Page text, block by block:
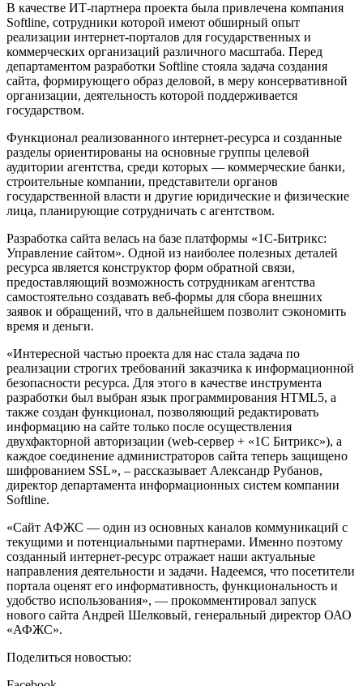
В качестве ИТ-партнера проекта была привлечена компания
Softline, сотрудники которой имеют обширный опыт
реализации интернет-порталов для государственных и
коммерческих организаций различного масштаба. Перед
департаментом разработки Softline стояла задача создания
сайта, формирующего образ деловой, в меру консервативной
организации, деятельность которой поддерживается
государством.
Функционал реализованного интернет-ресурса и созданные
разделы ориентированы на основные группы целевой
аудитории агентства, среди которых — коммерческие банки,
строительные компании, представители органов
государственной власти и другие юридические и физические
лица, планирующие сотрудничать с агентством.
Разработка сайта велась на базе платформы «1С-Битрикс:
Управление сайтом». Одной из наиболее полезных деталей
ресурса является конструктор форм обратной связи,
предоставляющий возможность сотрудникам агентства
самостоятельно создавать веб-формы для сбора внешних
заявок и обращений, что в дальнейшем позволит сэкономить
время и деньги.
«Интересной частью проекта для нас стала задача по
реализации строгих требований заказчика к информационной
безопасности ресурса. Для этого в качестве инструмента
разработки был выбран язык программирования HTML5, а
также создан функционал, позволяющий редактировать
информацию на сайте только после осуществления
двухфакторной авторизации (web-сервер + «1С Битрикс»), а
каждое соединение администраторов сайта теперь защищено
шифрованием SSL», – рассказывает Александр Рубанов,
директор департамента информационных систем компании
Softline.
«Сайт АФЖС — один из основных каналов коммуникаций с
текущими и потенциальными партнерами. Именно поэтому
созданный интернет-ресурс отражает наши актуальные
направления деятельности и задачи. Надеемся, что посетители
портала оценят его информативность, функциональность и
удобство использования», — прокомментировал запуск
нового сайта Андрей Шелковый, генеральный директор ОАО
«АФЖС».
Поделиться новостью: